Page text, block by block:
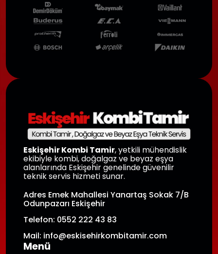
Eskişehir Kombi Tamir, yetkili mühendislik
ekibiyle kombi, doğalgaz ve beyaz eşya
alanlarında Eskişehir genelinde güvenilir
teknik servis hizmeti sunar.
Adres Emek Mahallesi Yanartaş Sokak 7/B
Odunpazarı Eskişehir
Telefon: 0552 222 43 83
Mail: info@eskisehirkombitamir.com
Menü